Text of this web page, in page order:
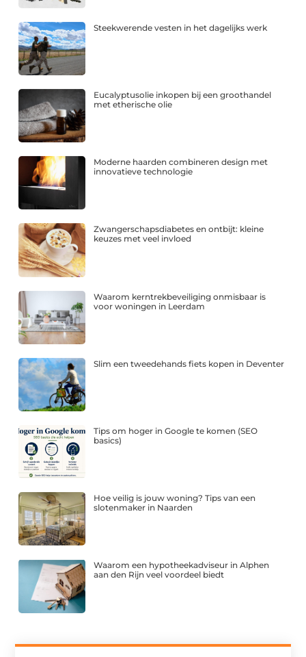
Steekwerende vesten in het dagelijks werk
Eucalyptusolie inkopen bij een groothandel
met etherische olie
Moderne haarden combineren design met
innovatieve technologie
Zwangerschapsdiabetes en ontbijt: kleine
keuzes met veel invloed
Waarom kerntrekbeveiliging onmisbaar is
voor woningen in Leerdam
Slim een tweedehands fiets kopen in Deventer
Tips om hoger in Google te komen (SEO
basics)
Hoe veilig is jouw woning? Tips van een
slotenmaker in Naarden
Waarom een hypotheekadviseur in Alphen
aan den Rijn veel voordeel biedt